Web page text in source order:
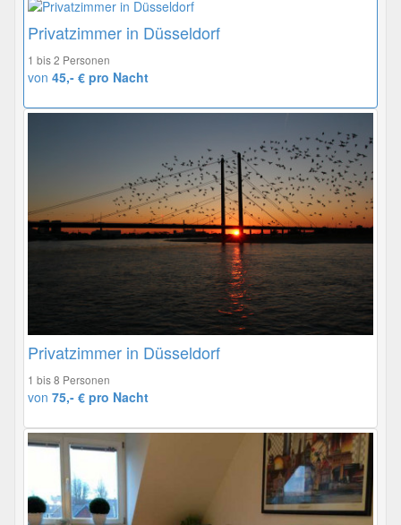
Privatzimmer in Düsseldorf
1 bis 2 Personen
von 45,- € pro Nacht
Privatzimmer in Düsseldorf
1 bis 8 Personen
von 75,- € pro Nacht